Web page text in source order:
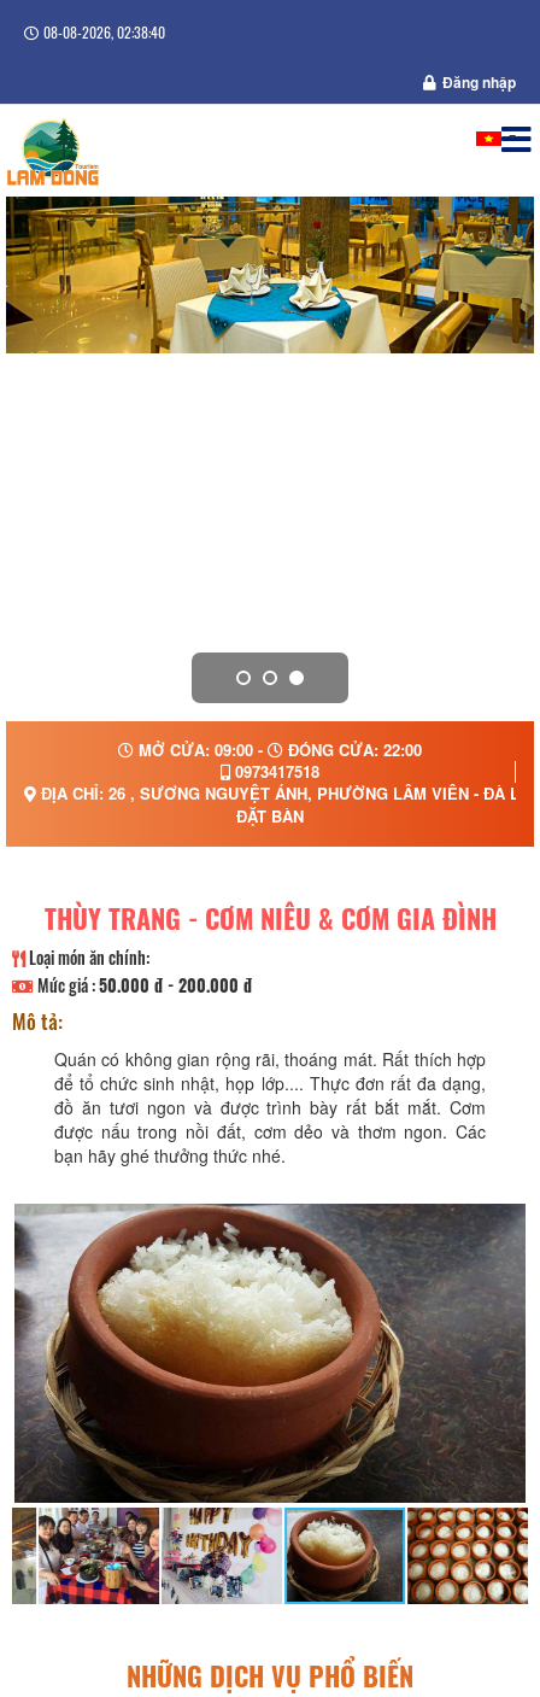
08-08-2026, 02:38:41
Đăng nhập
MỞ CỬA: 09:00 -
ĐÓNG CỬA: 22:00
0973417518
ĐỊA CHỈ: 26 , SƯƠNG NGUYỆT ÁNH, PHƯỜNG LÂM VIÊN - ĐÀ
ĐẶT BÀN
THÙY TRANG - CƠM NIÊU & CƠM GIA ĐÌNH
Loại món ăn chính:
Mức giá :50.000 đ - 200.000 đ
Mô tả:
Quán có không gian rộng rãi, thoáng mát. Rất thích hợp
để tổ chức sinh nhật, họp lớp.... Thực đơn rất đa dạng,
đồ ăn tươi ngon và được trình bày rất bắt mắt. Cơm
được nấu trong nồi đất, cơm dẻo và thơm ngon. Các
bạn hãy ghé thưởng thức nhé.
NHỮNG DỊCH VỤ PHỔ BIẾN